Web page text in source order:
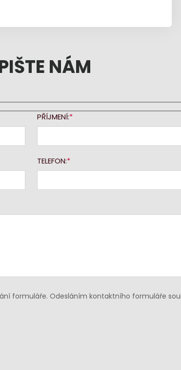
NÁM
PŘÍJMENÍ:
TELEFON:
formuláře. Odesláním kontaktního formuláře